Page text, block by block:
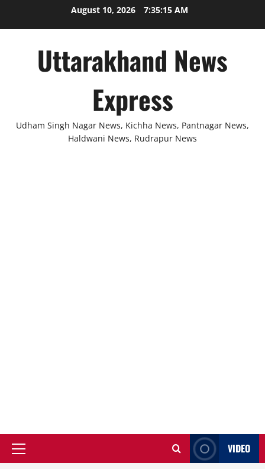
August 10, 2026 7:35:15 AM
Uttarakhand News
Express
Udham Singh Nagar News, Kichha News, Pantnagar News,
Haldwani News, Rudrapur News
Primary
VIDEO